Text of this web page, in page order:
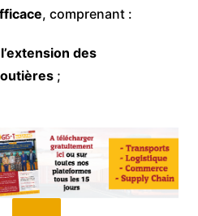
, comprenant :
des
;